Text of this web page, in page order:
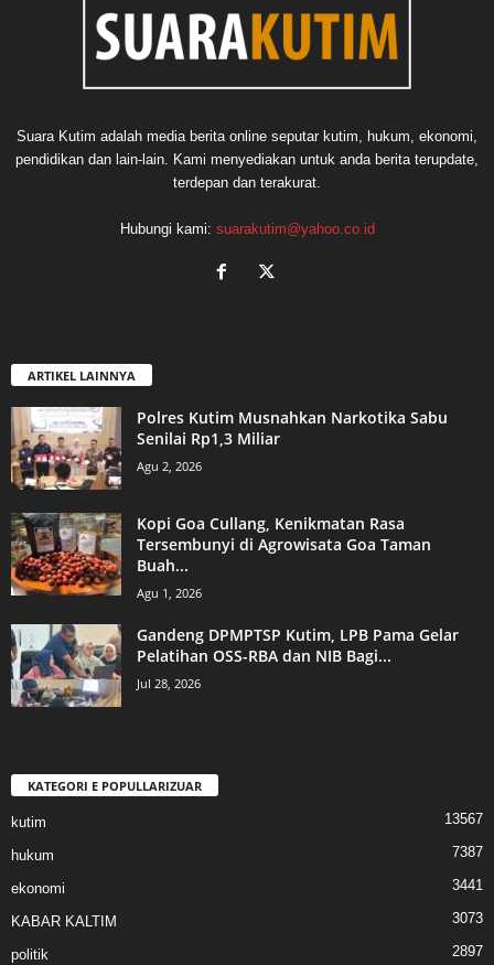
Suara Kutim adalah media berita online seputar kutim, hukum, ekonomi,
pendidikan dan lain-lain. Kami menyediakan untuk anda berita terupdate,
terdepan dan terakurat.
Hubungi kami: suarakutim@yahoo.co.id
ARTIKEL LAINNYA
Polres Kutim Musnahkan Narkotika Sabu
Senilai Rp1,3 Miliar
Agu 2, 2026
Kopi Goa Cullang, Kenikmatan Rasa
Tersembunyi di Agrowisata Goa Taman
Buah...
Agu 1, 2026
Gandeng DPMPTSP Kutim, LPB Pama Gelar
Pelatihan OSS-RBA dan NIB Bagi...
Jul 28, 2026
KATEGORI E POPULLARIZUAR
kutim 13567
hukum 7387
ekonomi 3441
KABAR KALTIM 3073
politik 2897